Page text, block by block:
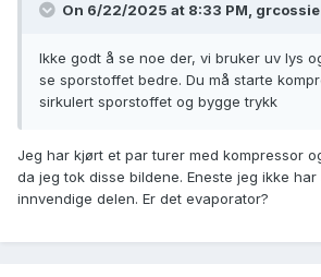
On 6/22/2025 at 8:33 PM, grcossie
Ikke godt å se noe der, vi bruker uv lys
se sporstoffet bedre. Du må starte
sirkulert sporstoffet og bygge trykk
Jeg har kjørt et par turer med kompressor
da jeg tok disse bildene. Eneste jeg ikke
innvendige delen. Er det evaporator?